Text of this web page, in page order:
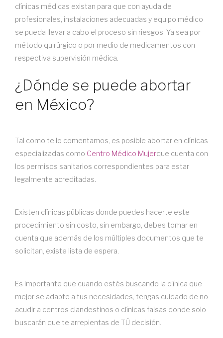
clínicas médicas existan para que con ayuda de
profesionales, instalaciones adecuadas y equipo médico
se pueda llevar a cabo el proceso sin riesgos. Ya sea por
método quirúrgico o por medio de medicamentos con
respectiva supervisión médica.
¿Dónde se puede abortar
en México?
Tal como te lo comentamos, es posible abortar en clínicas
especializadas como Centro Médico Mujerque cuenta con
los permisos sanitarios correspondientes para estar
legalmente acreditadas.
Existen clínicas públicas donde puedes hacerte este
procedimiento sin costo, sin embargo, debes tomar en
cuenta que además de los múltiples documentos que te
solicitan, existe lista de espera.
Es importante que cuando estés buscando la clínica que
mejor se adapte a tus necesidades, tengas cuidado de no
acudir a centros clandestinos o clínicas falsas donde solo
buscarán que te arrepientas de TÚ decisión.